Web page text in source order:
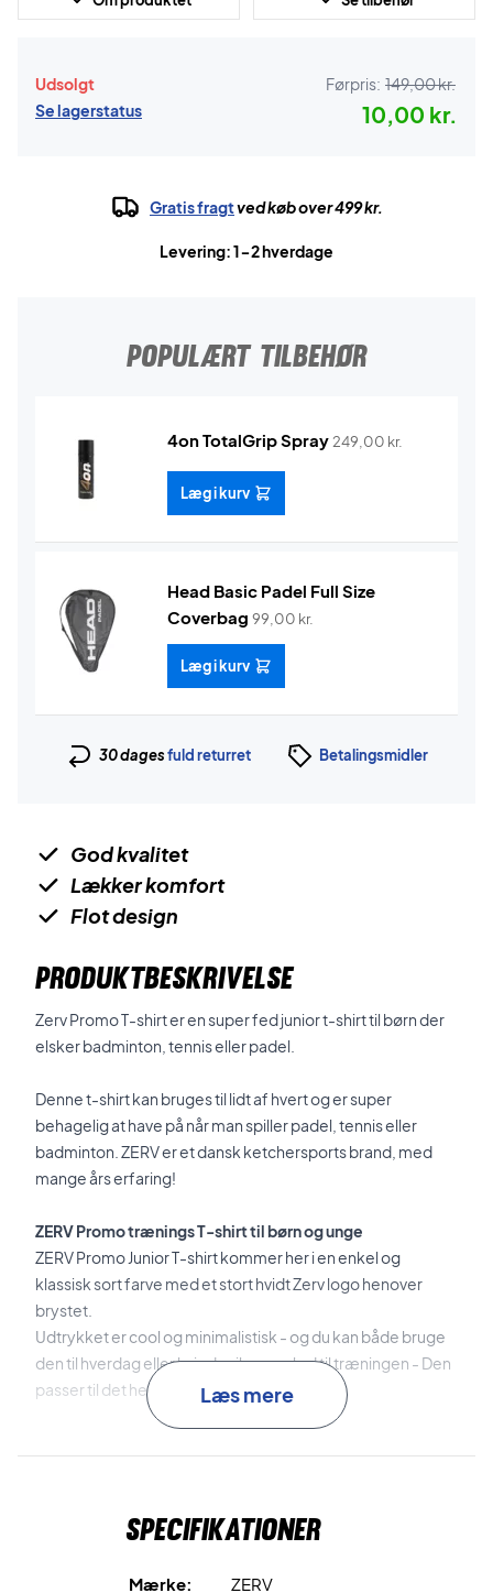
Udsolgt
Se lagerstatus
Førpris: 149,00 kr.
10,00 kr.
Gratis fragtved køb over 499 kr.
Levering: 1-2 hverdage
POPULÆRT TILBEHØR
4on TotalGrip Spray 249,00 kr.
Læg i kurv
Head Basic Padel Full Size
Coverbag 99,00 kr.
Læg i kurv
30 dagesfuld returret Betalingsmidler
God kvalitet
Lækker komfort
Flot design
PRODUKTBESKRIVELSE
Zerv Promo T-shirt er en super fed junior t-shirt til børn der
elsker badminton, tennis eller padel.
Denne t-shirt kan bruges til lidt af hvert og er super
behagelig at have på når man spiller padel, tennis eller
badminton. ZERV er et dansk ketchersports brand, med
mange års erfaring!
ZERV Promo trænings T-shirt til børn og unge
ZERV Promo Junior T-shirt kommer her i en enkel og
klassisk sort farve med et stort hvidt Zerv logo henover
brystet.
Udtrykket er cool og minimalistisk - og du kan både bruge
den til hverdag eller hvis du vil se cool ud til træningen - Den
passer til det hele!
Hvis du gerne vil have en cool t-shirt til en billig pris, så er
Læs mere
Specifikationer
Mærke: ZERV